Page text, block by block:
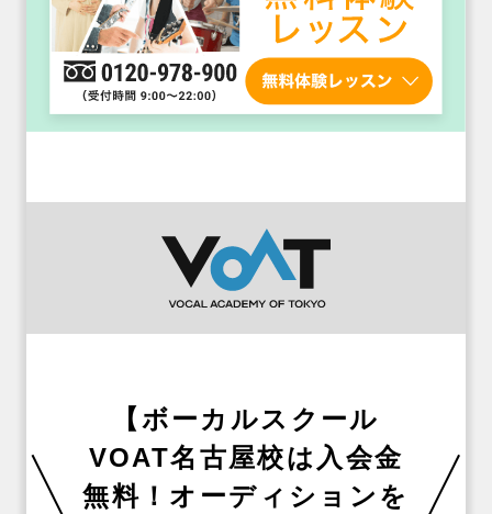
【ボーカルスクール
VOAT名古屋校は入会金
無料！オーディションを